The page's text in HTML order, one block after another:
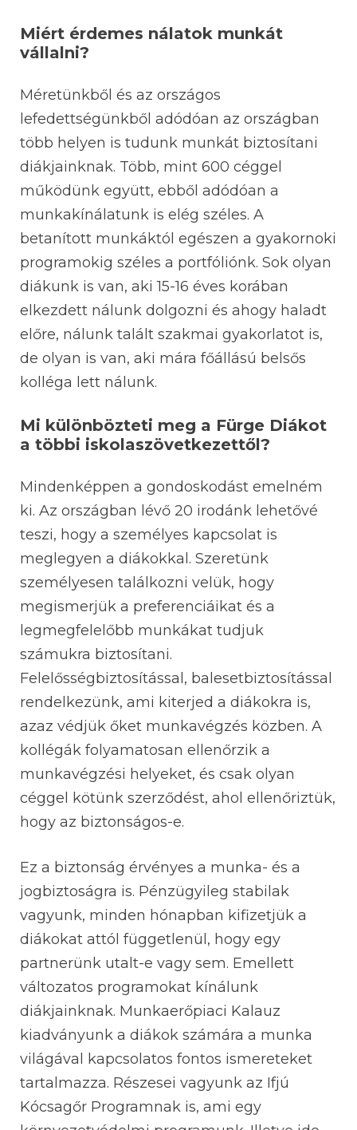
Miért érdemes nálatok munkát
vállalni?
Méretünkből és az országos
lefedettségünkből adódóan az országban
több helyen is tudunk munkát biztosítani
diákjainknak. Több, mint 600 céggel
működünk együtt, ebből adódóan a
munkakínálatunk is elég széles. A
betanított munkáktól egészen a gyakornoki
programokig széles a portfóliónk. Sok olyan
diákunk is van, aki 15-16 éves korában
elkezdett nálunk dolgozni és ahogy haladt
előre, nálunk talált szakmai gyakorlatot is,
de olyan is van, aki mára főállású belsős
kolléga lett nálunk.
Mi különbözteti meg a Fürge Diákot
a többi iskolaszövetkezettől?
Mindenképpen a gondoskodást emelném
ki. Az országban lévő 20 irodánk lehetővé
teszi, hogy a személyes kapcsolat is
meglegyen a diákokkal. Szeretünk
személyesen találkozni velük, hogy
megismerjük a preferenciáikat és a
legmegfelelőbb munkákat tudjuk
számukra biztosítani.
Felelősségbiztosítással, balesetbiztosítással
rendelkezünk, ami kiterjed a diákokra is,
azaz védjük őket munkavégzés közben. A
kollégák folyamatosan ellenőrzik a
munkavégzési helyeket, és csak olyan
céggel kötünk szerződést, ahol ellenőriztük,
hogy az biztonságos-e.
Ez a biztonság érvényes a munka- és a
jogbiztoságra is. Pénzügyileg stabilak
vagyunk, minden hónapban kifizetjük a
diákokat attól függetlenül, hogy egy
partnerünk utalt-e vagy sem. Emellett
változatos programokat kínálunk
diákjainknak. Munkaerőpiaci Kalauz
kiadványunk a diákok számára a munka
világával kapcsolatos fontos ismereteket
tartalmazza. Részesei vagyunk az Ifjú
Kócsagőr Programnak is, ami egy